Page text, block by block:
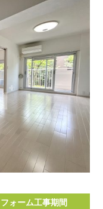
フォーム工事期間